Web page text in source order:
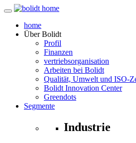
home
ÜberBolidt
Profil
Finanzen
vertriebsorganisation
Arbeiten bei Bolidt
Qualität, Umwelt und ISO-
Bolidt Innovation Center
Greendots
Segmente
Industrie